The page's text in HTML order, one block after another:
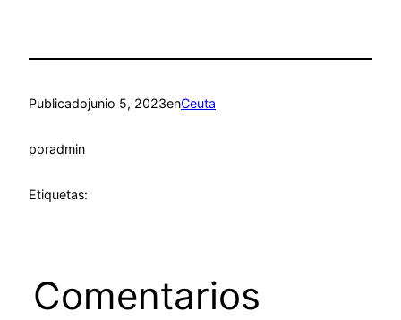
Publicadojunio 5, 2023enCeuta
poradmin
Etiquetas:
Comentarios